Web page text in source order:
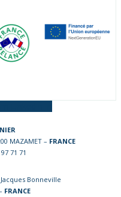
MAZAMET – FRANCE
71 71
Bonneville
FRANCE